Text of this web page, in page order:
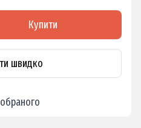
Купити
швидко